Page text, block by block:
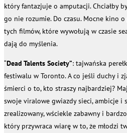
który fantazjuje o amputacji. Chciałby
go nie rozumie. Do czasu. Mocne kino
tych filmów, które wywołują w czasie
dają do myślenia.
“Dead Talents Society”: tajwańska
festiwalu w Toronto. A co jeśli duchy i
śmierci o to, kto straszy najbardziej?
swoje viralowe gwiazdy sieci, ambicje i
zrealizowany, wściekle zabawny i
który przywraca wiarę w to, że młodzi